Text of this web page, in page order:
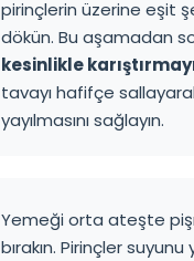
pirinçlerin üzerine eşit
dökün. Bu aşamadan
kesinlikle
tavayı hafifçe
yayılmasını sağlayın.
Yemeği orta ateşte
bırakın. Pirinçler suyunu